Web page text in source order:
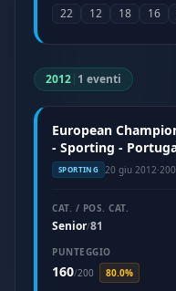
22 12 18 16
2012| 1 eventi
European
- Sporting -
SPORTING 20 giu 2012·
CAT. / POS. CAT.
Senior/81
PUNTEGGIO
160/200 80.0%